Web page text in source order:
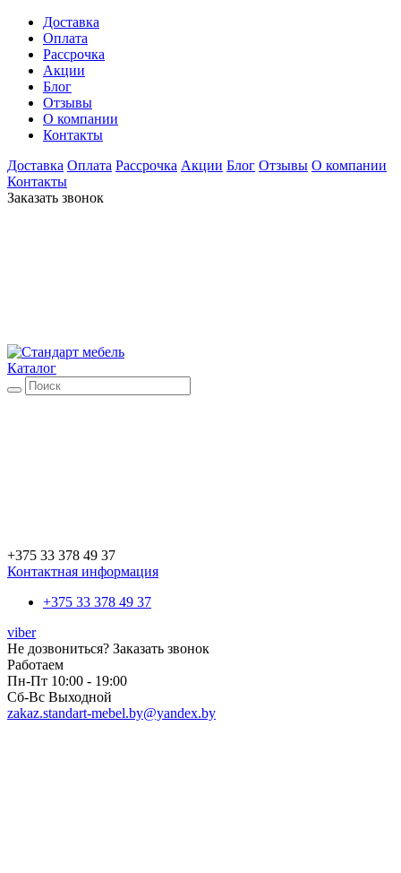
Доставка
Оплата
Рассрочка
Акции
Блог
Отзывы
О компании
Контакты
Доставка Оплата Рассрочка Акции Блог Отзывы О компании
Контакты
Заказать звонок
Каталог
+375 33 378 49 37
Контактная информация
+375 33 378 49 37
viber
Не дозвониться? Заказать звонок
Работаем
Пн-Пт 10:00 - 19:00
Сб-Вс Выходной
zakaz.standart-mebel.by@yandex.by